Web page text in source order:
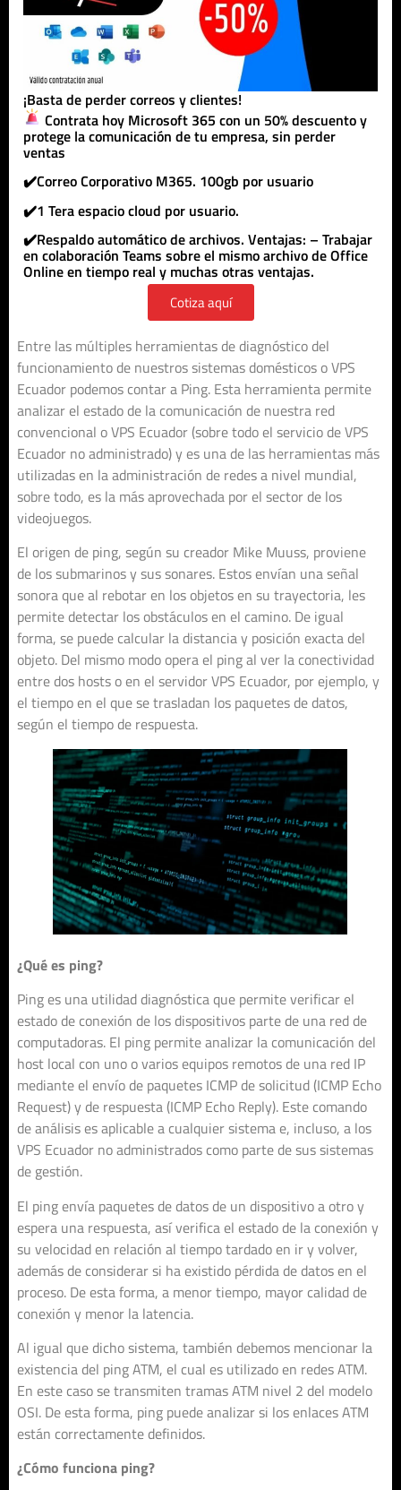
¡Basta de perder correos y clientes!
Contrata hoy Microsoft 365 con un 50% descuento y
protege la comunicación de tu empresa, sin perder
ventas
✔️Correo Corporativo M365. 100gb por usuario
✔️1 Tera espacio cloud por usuario.
✔️Respaldo automático de archivos. Ventajas: – Trabajar
en colaboración Teams sobre el mismo archivo de Office
Online en tiempo real y muchas otras ventajas.
Cotiza aquí
Entre las múltiples herramientas de diagnóstico del
funcionamiento de nuestros sistemas domésticos o VPS
Ecuador podemos contar a Ping. Esta herramienta permite
analizar el estado de la comunicación de nuestra red
convencional o VPS Ecuador (sobre todo el servicio de VPS
Ecuador no administrado) y es una de las herramientas más
utilizadas en la administración de redes a nivel mundial,
sobre todo, es la más aprovechada por el sector de los
videojuegos.
El origen de ping, según su creador Mike Muuss, proviene
de los submarinos y sus sonares. Estos envían una señal
sonora que al rebotar en los objetos en su trayectoria, les
permite detectar los obstáculos en el camino. De igual
forma, se puede calcular la distancia y posición exacta del
objeto. Del mismo modo opera el ping al ver la conectividad
entre dos hosts o en el servidor VPS Ecuador, por ejemplo, y
el tiempo en el que se trasladan los paquetes de datos,
según el tiempo de respuesta.
¿Qué es ping?
Ping es una utilidad diagnóstica que permite verificar el
estado de conexión de los dispositivos parte de una red de
computadoras. El ping permite analizar la comunicación del
host local con uno o varios equipos remotos de una red IP
mediante el envío de paquetes ICMP de solicitud (ICMP Echo
Request) y de respuesta (ICMP Echo Reply). Este comando
de análisis es aplicable a cualquier sistema e, incluso, a los
VPS Ecuador no administrados como parte de sus sistemas
de gestión.
El ping envía paquetes de datos de un dispositivo a otro y
espera una respuesta, así verifica el estado de la conexión y
su velocidad en relación al tiempo tardado en ir y volver,
además de considerar si ha existido pérdida de datos en el
proceso. De esta forma, a menor tiempo, mayor calidad de
conexión y menor la latencia.
Al igual que dicho sistema, también debemos mencionar la
existencia del ping ATM, el cual es utilizado en redes ATM.
En este caso se transmiten tramas ATM nivel 2 del modelo
OSI. De esta forma, ping puede analizar si los enlaces ATM
están correctamente definidos.
¿Cómo funciona ping?